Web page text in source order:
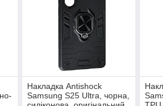
Накладка Antishock
Samsung S25 Ultra, чорна,